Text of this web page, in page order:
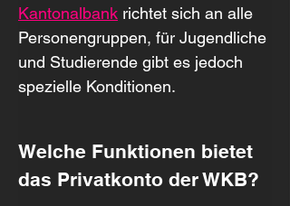
Kantonalbank richtet sich an alle
Personengruppen, für Jugendliche
und Studierende gibt es jedoch
spezielle Konditionen.
Welche Funktionen bietet
das Privatkonto der WKB?